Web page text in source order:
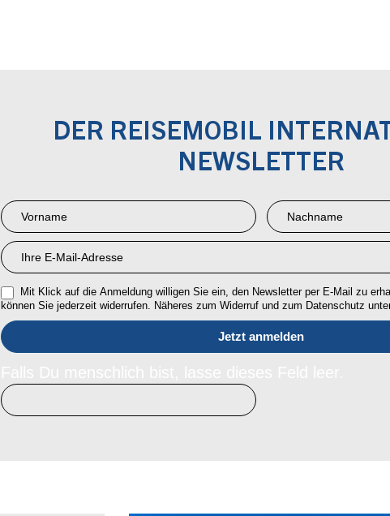
DER REISEMOBIL
NEWSLETTER
Newsletter
Anmeldung
RMI
Mit Klick auf die Anmeldung willigen Sie ein, den Newsletter per E-Mail zu
können Sie jederzeit widerrufen. Näheres zum Widerruf und zum Datenschutz